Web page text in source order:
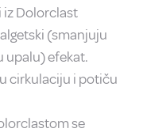
iz Dolorclast
(smanjuju
upalu) efekat.
cirkulaciju i potiču
se